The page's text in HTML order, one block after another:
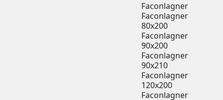
Faconlagner
Faconlagner
80x200
Faconlagner
90x200
Faconlagner
90x210
Faconlagner
120x200
Faconlagner